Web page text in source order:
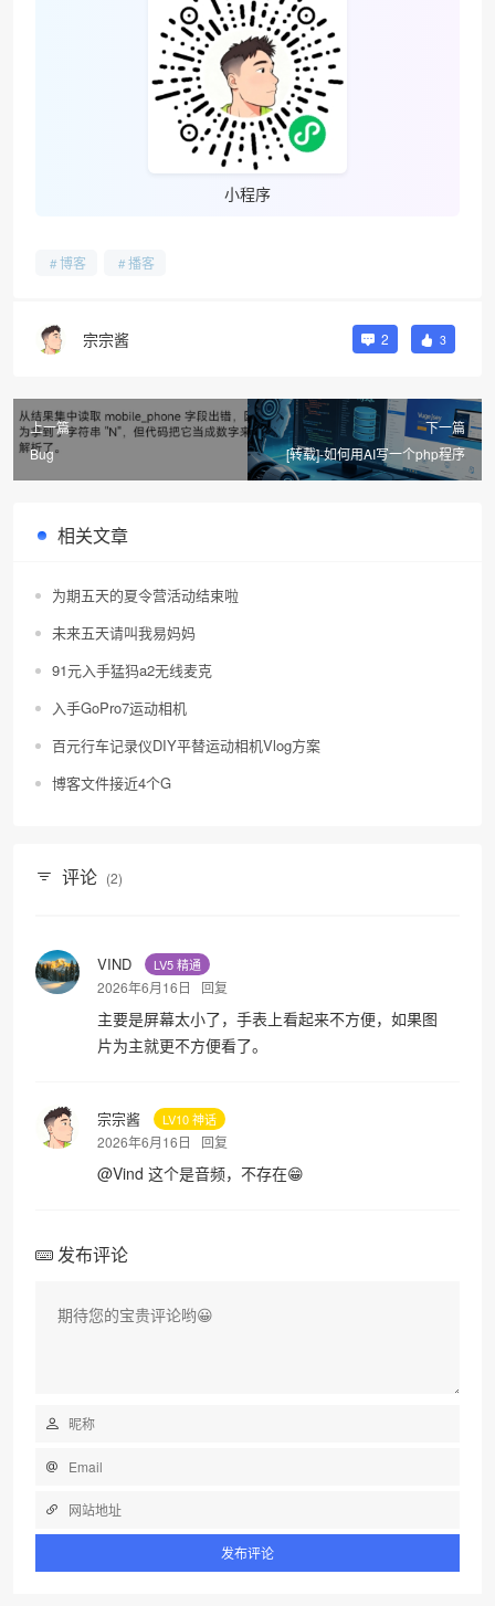
小程序
博客 播客
宗宗酱 2 3
上一篇
Bug
下一篇
[转载]-如何用AI写一个php程序
相关文章
为期五天的夏令营活动结束啦
未来五天请叫我易妈妈
91元入手猛犸a2无线麦克
入手GoPro7运动相机
百元行车记录仪DIY平替运动相机Vlog方案
博客文件接近4个G
评论 (2)
VIND LV5 精通
2026年6月16日 回复
主要是屏幕太小了，手表上看起来不方便，如果图
片为主就更不方便看了。
宗宗酱 LV10 神话
2026年6月16日 回复
@Vind 这个是音频，不存在😁
发布评论